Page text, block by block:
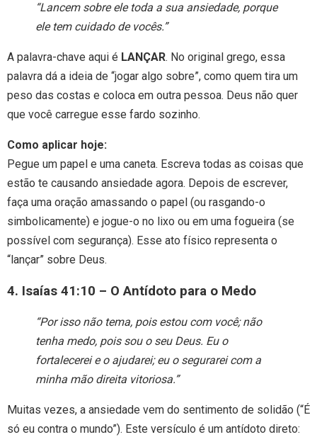
“Lancem sobre ele toda a sua ansiedade, porque
ele tem cuidado de vocês.”
A palavra-chave aqui é LANÇAR. No original grego, essa
palavra dá a ideia de “jogar algo sobre”, como quem tira um
peso das costas e coloca em outra pessoa. Deus não quer
que você carregue esse fardo sozinho.
Como aplicar hoje:
Pegue um papel e uma caneta. Escreva todas as coisas que
estão te causando ansiedade agora. Depois de escrever,
faça uma oração amassando o papel (ou rasgando-o
simbolicamente) e jogue-o no lixo ou em uma fogueira (se
possível com segurança). Esse ato físico representa o
“lançar” sobre Deus.
4. Isaías 41:10 – O Antídoto para o Medo
“Por isso não tema, pois estou com você; não
tenha medo, pois sou o seu Deus. Eu o
fortalecerei e o ajudarei; eu o segurarei com a
minha mão direita vitoriosa.”
Muitas vezes, a ansiedade vem do sentimento de solidão (“É
só eu contra o mundo”). Este versículo é um antídoto direto: